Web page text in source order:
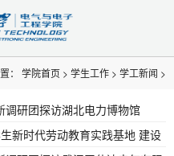
： 学院首页 > 学生工作 > 学工新闻 >
调研团探访湖北电力博物馆
新时代劳动教育实践基地 建设